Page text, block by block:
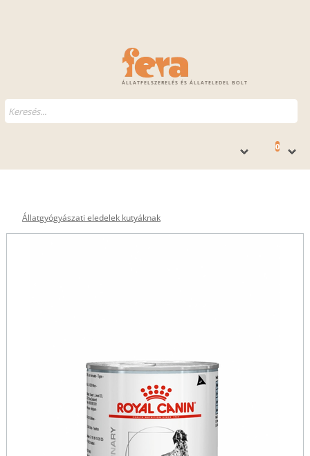
ÁLLATFELSZERELÉS ÉS ÁLLATELEDEL BOLT
0
Állatgyógyászati eledelek kutyáknak